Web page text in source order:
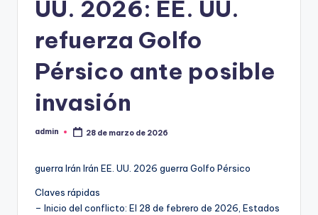
UU. 2026: EE. UU.
refuerza Golfo
Pérsico ante posible
invasión
Publicado
admin 28 de marzo de 2026
guerra Irán Irán EE. UU. 2026 guerra Golfo Pérsico
Claves rápidas
– Inicio del conflicto: El 28 de febrero de 2026, Estados